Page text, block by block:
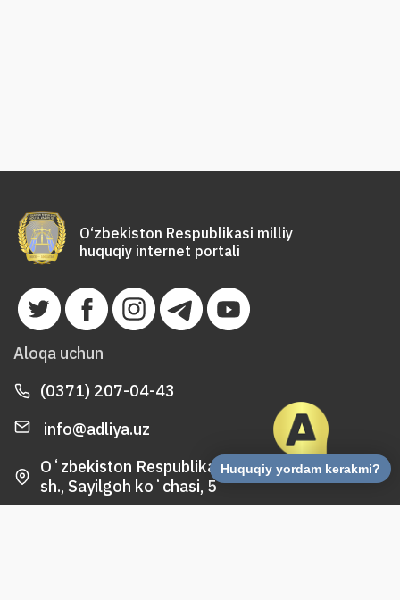
Huquqiy yordam kerakmi?
O‘zbekiston Respublikasi milliy
huquqiy internet portali
Aloqa uchun
(0371) 207-04-43
info@adliya.uz
Oʻzbekiston Respublikasi, 100047, Toshkent
sh., Sayilgoh koʻchasi, 5